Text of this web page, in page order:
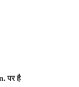
पर है